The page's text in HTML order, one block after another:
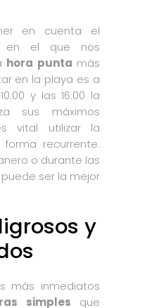
en cuenta el
en el que nos
hora punta más
en la playa es a
y las 16:00 la
sus máximos
vital utilizar la
recurrente.
o durante las
ser la mejor
y
más inmediatos
simples que